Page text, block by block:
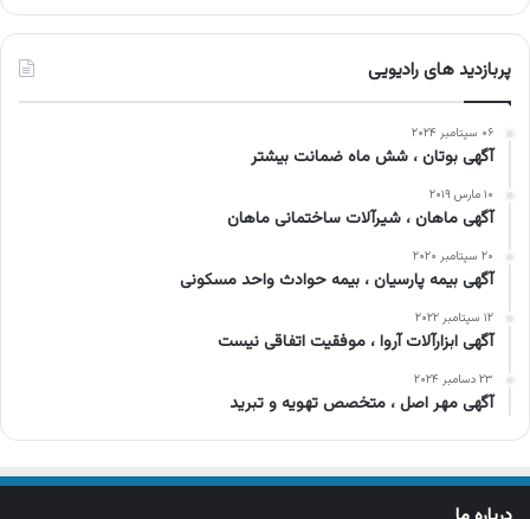
پربازدید های رادیویی
۰۶ سپتامبر ۲۰۲۴
آگهی بوتان ، شش ماه ضمانت بیشتر
۱۰ مارس ۲۰۱۹
آگهی ماهان ، شیرآلات ساختمانی ماهان
۲۰ سپتامبر ۲۰۲۰
آگهی بیمه پارسیان ، بیمه حوادث واحد مسکونی
۱۲ سپتامبر ۲۰۲۲
آگهی ابزارآلات آروا ، موفقیت اتفاقی نیست
۲۳ دسامبر ۲۰۲۴
آگهی مهر اصل ، متخصص تهویه و تبرید